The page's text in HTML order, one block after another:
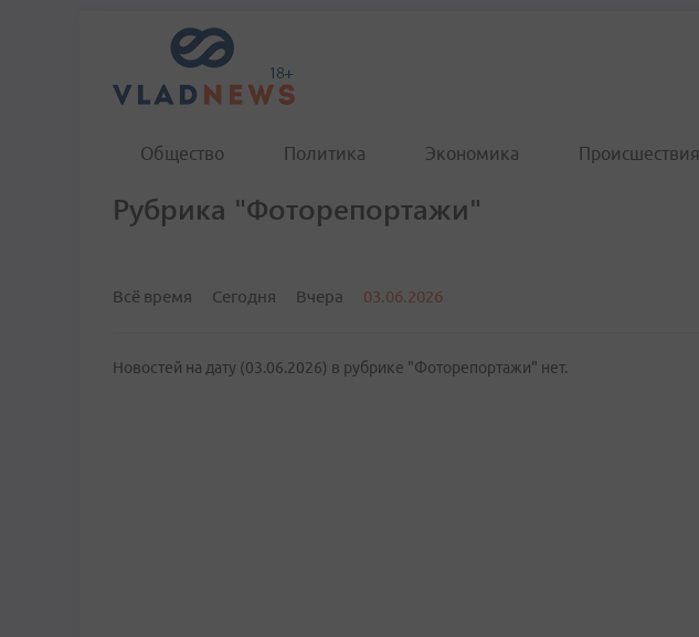
Общество Политика Экономика Происшествия
Рубрика "Фоторепортажи"
Всё время Сегодня Вчера 03.06.2026
Новостей на дату (03.06.2026) в рубрике "Фоторепортажи" нет.